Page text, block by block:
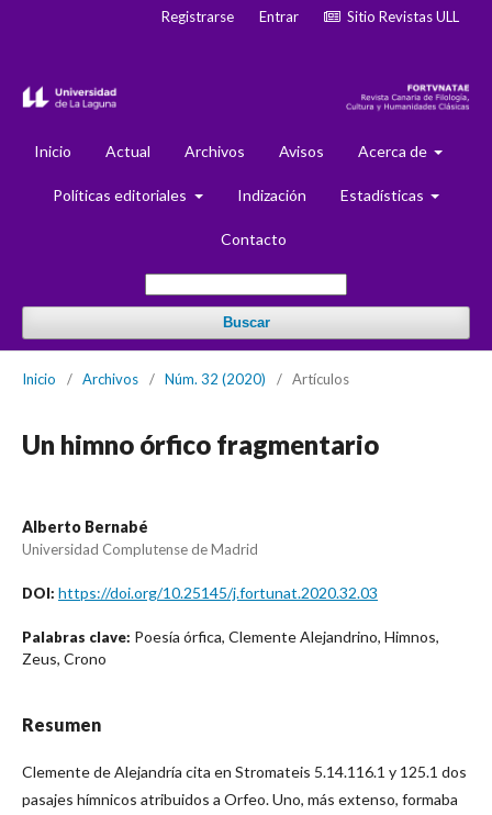
Inicio Actual Archivos Avisos Acerca de
Políticas editoriales Indización Estadísticas
Contacto
Buscar
Registrarse Entrar Sitio Revistas ULL
Inicio / Archivos / Núm. 32 (2020) / Artículos
Un himno órfico fragmentario
Alberto Bernabé
Universidad Complutense de Madrid
DOI: https://doi.org/10.25145/j.fortunat.2020.32.03
Palabras clave: Poesía órfica, Clemente Alejandrino, Himnos,
Zeus, Crono
Resumen
Clemente de Alejandría cita en Stromateis 5.14.116.1 y 125.1 dos
pasajes hímnicos atribuidos a Orfeo. Uno, más extenso, formaba